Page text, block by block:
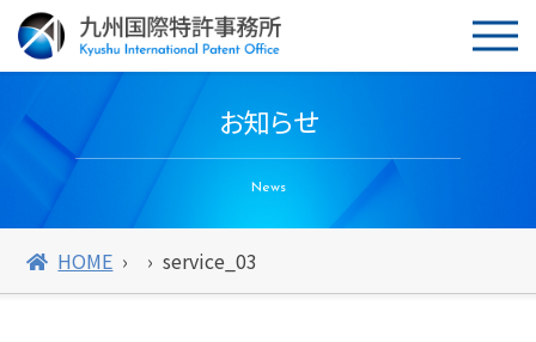
お知らせ
News
HOME service_03